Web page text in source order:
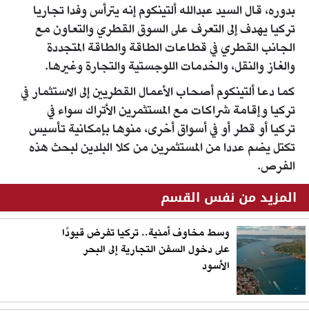
بدوره، قال السيد عبدالله ألتينكوم إنه يترأس وفدا تجاريا
تركيا يهدف إلى التعرف على السوق القطري والتعاون مع
الجانب القطري في قطاعات الطاقة والطاقة المتجددة
والغاز والنقل، والخدمات اللوجستية والتجارة وغيرها.
كما دعا ألتينكوم أصحاب الأعمال القطريين إلى الاستثمار في
تركيا وإقامة شراكات مع المستثمرين الأتراك سواء في
تركيا أو قطر أو في أسواق أخرى، منوها بإمكانية تأسيس
تكتل يضم عددا من المستثمرين من كلا البلدين لبحث هذه
الفرص.
المزيد من نفس القسم
وسط مخاوف أمنية.. تركيا تفرض قيودًا
على دخول السفن التجارية إلى البحر
الأسود